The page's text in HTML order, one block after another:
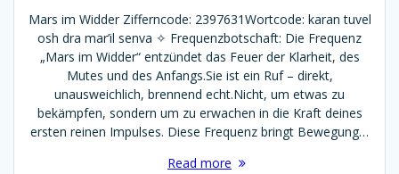
Mars im Widder Zifferncode: 2397631Wortcode: karan tuvel
osh dra mar’il senva ✧ Frequenzbotschaft: Die Frequenz
„Mars im Widder“ entzündet das Feuer der Klarheit, des
Mutes und des Anfangs.Sie ist ein Ruf – direkt,
unausweichlich, brennend echt.Nicht, um etwas zu
bekämpfen, sondern um zu erwachen in die Kraft deines
ersten reinen Impulses. Diese Frequenz bringt Bewegung…
Read more